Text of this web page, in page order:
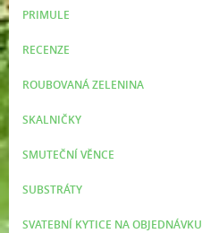
PRIMULE
RECENZE
ROUBOVANÁ ZELENINA
SKALNIČKY
SMUTEČNÍ VĚNCE
SUBSTRÁTY
SVATEBNÍ KYTICE NA OBJEDNÁVKU